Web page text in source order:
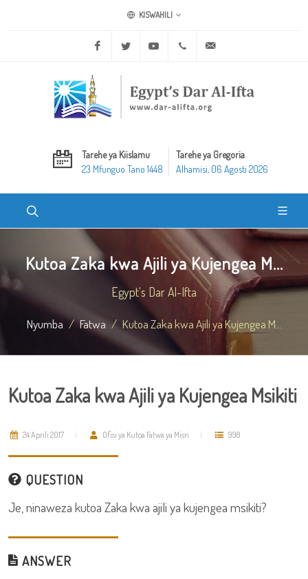
KISWAHILI
Facebook Twitter Youtube +20 2 25970400
Tarehe ya Kiislamu
23 Mfunguo Tano 1448
Tarehe ya Gregoria
Alhamisi, 06 Agosti 2026
Kutoa Zaka kwa Ajili ya Kujengea M...
Egypt's Dar Al-Ifta
Nyumba Fatwa Kutoa Zaka kwa Ajili ya Kujengea M...
Kutoa Zaka kwa Ajili ya Kujengea Msikiti
24 Aprili 2017 Ofisi ya Kutoa Fatwa ya Misri 998
QUESTION
Je, ninaweza kutoa Zaka kwa ajili ya kujengea msikiti?
ANSWER